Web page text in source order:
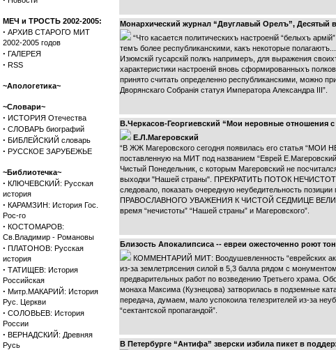
МЕЧ и ТРОСТЬ 2002-2005:
· АРХИВ СТАРОГО МИТ
2002-2005 годов
· ГАЛЕРЕЯ
· RSS
~Апологетика~
~Словари~
· ИСТОРИЯ Отечества
· СЛОВАРЬ биографий
· БИБЛЕЙСКИЙ словарь
· РУССКОЕ ЗАРУБЕЖЬЕ
~Библиотечка~
· КЛЮЧЕВСКИЙ: Русская
история
· КАРАМЗИН: История Гос.
Рос-го
· КОСТОМАРОВ:
Св.Владимир - Романовы
· ПЛАТОНОВ: Русская
история
· ТАТИЩЕВ: История
Российская
· Митр.МАКАРИЙ: История
Рус. Церкви
· СОЛОВЬЕВ: История
России
· ВЕРНАДСКИЙ: Древняя
Русь
Монархический журнал “Двуглавый Орелъ”,
“Что касается политическихъ настроенiй “белыхъ
темъ более республиканскими, какъ некоторые
Изюмскiй гусарскiй полкъ напримеръ, для выражения
характеристики настроенiй вновь сформированныхъ
принято считать определенно республиканскими, можно
Дворянскаго Собранiя статуя Императора Александра III”.
В.Черкасов-Георгиевский “Мои неровные отношения
Е.Л.Магеровский
“В ЖЖ Магеровского сегодня появилась его статья
поставленную на МИТ под названием “Еврей
Чистый Понедельник, с которым Магеровский не
выходки "Нашей страны". ПРЕКРАТИТЬ ПОТОК
следовало, показать очередную неубедительность
ПРАВОСЛАВНОГО УВАЖЕНИЯ К ЧИСТОЙ СЕДМИЦЕ
время “нечистоты” “Нашей страны” и Магеровского”.
Близость Апокалипсиса -- евреи ожесточенно роют
КОММЕНТАРИЙ МИТ: Воодушевленность “еврейских
из-за землетрясения силой в 5,3 балла рядом с
предварительных работ по возведению Третьего храма.
монаха Максима (Кузнецова) затворилась в подземные
передача, думаем, мало успокоила телезрителей из-за
“сектантской пропагандой”.
В Петербурге “Антифа” зверски избила пикет в